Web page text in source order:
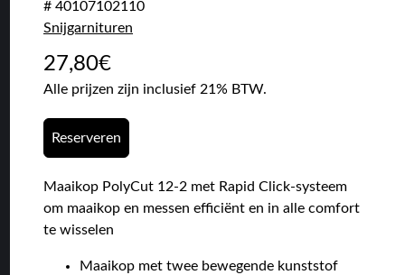
# 40107102110
Snijgarnituren
27,80€
Alle prijzen zijn inclusief 21% BTW.
Reserveren
Maaikop PolyCut 12-2 met Rapid Click-systeem
om maaikop en messen efficiënt en in alle comfort
te wisselen
Maaikop met twee bewegende kunststof